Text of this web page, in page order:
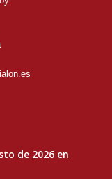
de 2026 en